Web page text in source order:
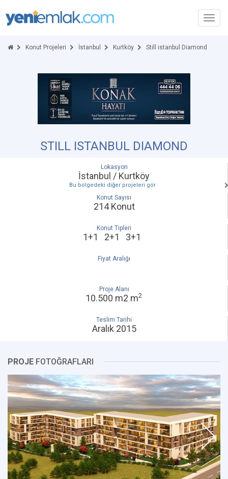
Konut Projeleri İstanbul Kurtköy Still istanbul Diamond
STILL ISTANBUL DIAMOND
Lokasyon
İstanbul / Kurtköy
Bu bölgedeki diğer projeleri gör
Konut Sayısı
214 Konut
Konut Tipleri
1+1 2+1 3+1
Fiyat Aralığı
Proje Alanı
10.500 m2 m2
Teslim Tarihi
Aralık 2015
PROJE FOTOĞRAFLARI